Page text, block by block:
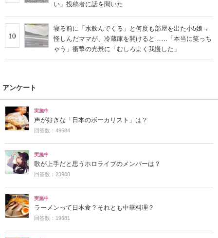
い」投稿者に話を聞いた
10
寝る前に「水飲んでくる」と何度も部屋を出た小5娘→
怪しんだママが、冷蔵庫を開けると……「本当に笑っち
ゃう」衝撃の光景に「むしろよく我慢した」
アンケート
実施中
声が好きな「日本のボーカリスト」は？
回答数：49584
実施中
歌が上手だと思うホロライブのメンバーは？
回答数：23908
実施中
ラーメンって日本食？それとも中華料理？
回答数：19681